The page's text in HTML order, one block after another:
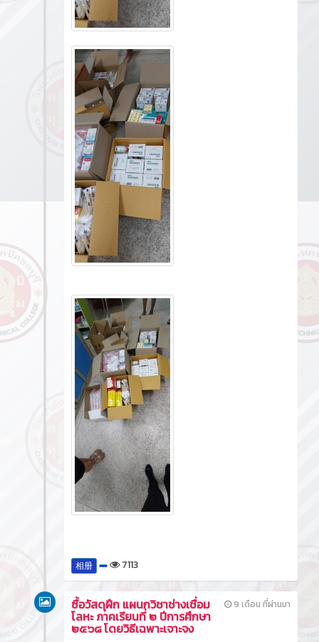
相册 7113
9 เดือน ที่ผ่านมา
ซื้อวัสดุฝึก แผนกวิชาช่างเชื่อม
โลหะ ภาคเรียนที่ ๒ ปีการศึกษา
๒๕๖๘ โดยวิธีเฉพาะเจาะจง